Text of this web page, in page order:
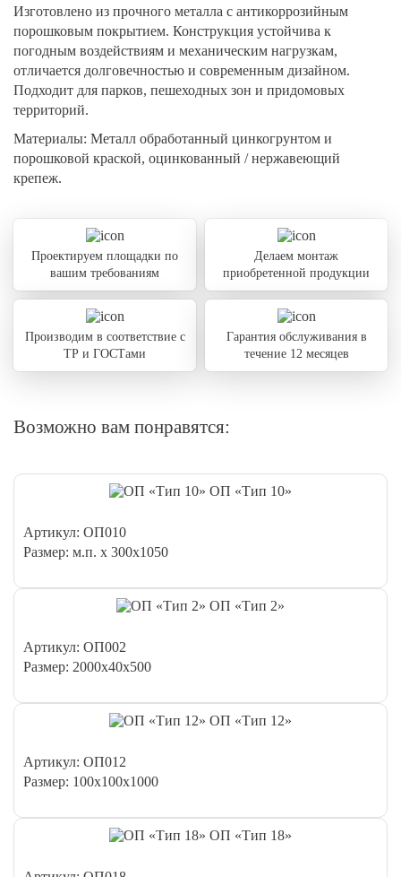
Изготовлено из прочного металла с антикоррозийным
порошковым покрытием. Конструкция устойчива к
погодным воздействиям и механическим нагрузкам,
отличается долговечностью и современным дизайном.
Подходит для парков, пешеходных зон и придомовых
территорий.
Материалы: Металл обработанный цинкогрунтом и
порошковой краской, оцинкованный / нержавеющий
крепеж.
Проектируем площадки по
вашим требованиям
Делаем монтаж
приобретенной продукции
Производим в соответствие с
ТР и ГОСТами
Гарантия обслуживания в
течение 12 месяцев
Возможно вам понравятся:
ОП «Тип 10»
Артикул: ОП010
Размер: м.п. х 300х1050
ОП «Тип 2»
Артикул: ОП002
Размер: 2000х40х500
ОП «Тип 12»
Артикул: ОП012
Размер: 100х100х1000
ОП «Тип 18»